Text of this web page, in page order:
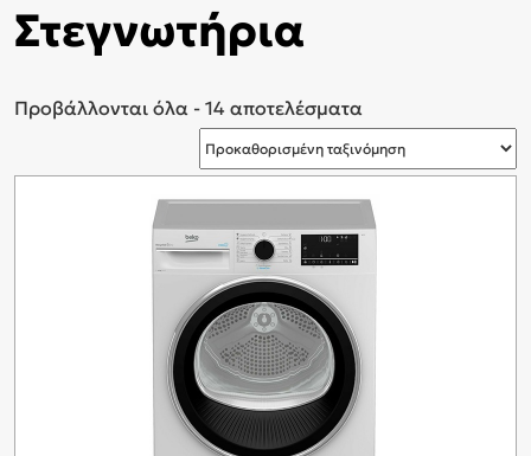
Στεγνωτήρια
Προβάλλονται όλα - 14 αποτελέσματα